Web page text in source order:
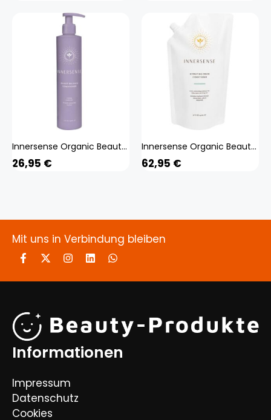
Innersense Organic Beauty Bright Balance Conditioner 295 ml
26,95 €
Innersense Organic Beauty Hydrating Cream Conditioner Refill 946 ml
62,95 €
Mit uns in Verbindung bleiben
Informationen
Impressum
Datenschutz
Cookies